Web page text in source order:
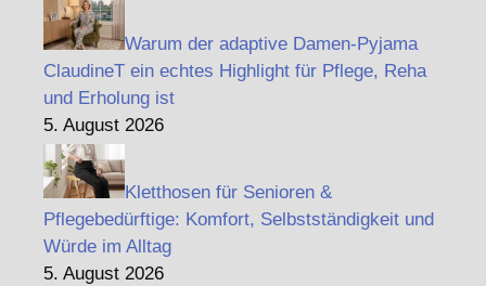
Warum der adaptive Damen-Pyjama
ClaudineT ein echtes Highlight für Pflege, Reha
und Erholung ist
5. August 2026
Kletthosen für Senioren &
Pflegebedürftige: Komfort, Selbstständigkeit und
Würde im Alltag
5. August 2026